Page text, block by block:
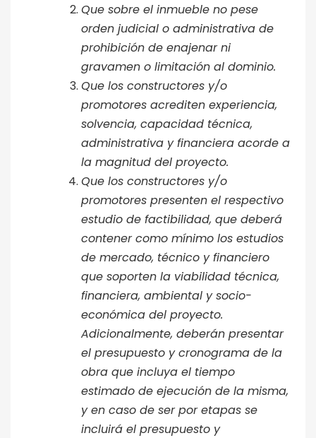
Que sobre el inmueble no pese
orden judicial o administrativa de
prohibición de enajenar ni
gravamen o limitación al dominio.
Que los constructores y/o
promotores acrediten experiencia,
solvencia, capacidad técnica,
administrativa y financiera acorde a
la magnitud del proyecto.
Que los constructores y/o
promotores presenten el respectivo
estudio de factibilidad, que deberá
contener como mínimo los estudios
de mercado, técnico y financiero
que soporten la viabilidad técnica,
financiera, ambiental y socio-
económica del proyecto.
Adicionalmente, deberán presentar
el presupuesto y cronograma de la
obra que incluya el tiempo
estimado de ejecución de la misma,
y en caso de ser por etapas se
incluirá el presupuesto y